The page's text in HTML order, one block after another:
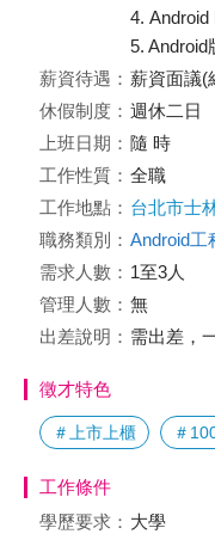
4. Android
5.
薪資待遇： 薪資面議(
休假制度： 週休二日
上班日期： 隨 時
工作性質： 全職
工作地點： 台北市士
職務類別： Android工
需求人數： 1至3人
管理人數： 無
出差說明： 需出差，
徵才特色
＃上市上櫃 ＃
工作條件
學歷要求： 大學